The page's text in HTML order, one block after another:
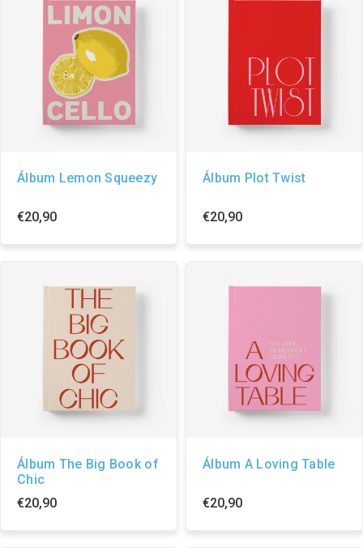
Álbum Lemon Squeezy
€20,90
Álbum Plot Twist
€20,90
Álbum The Big Book of
Chic
€20,90
Álbum A Loving Table
€20,90